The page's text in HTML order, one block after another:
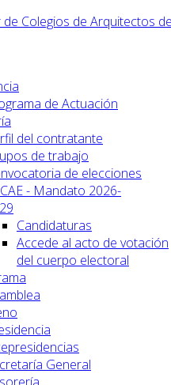
de Actuación
del contratante
de trabajo
de elecciones
- Mandato 2026-
Candidaturas
Accede al acto de votación
del cuerpo electoral
General